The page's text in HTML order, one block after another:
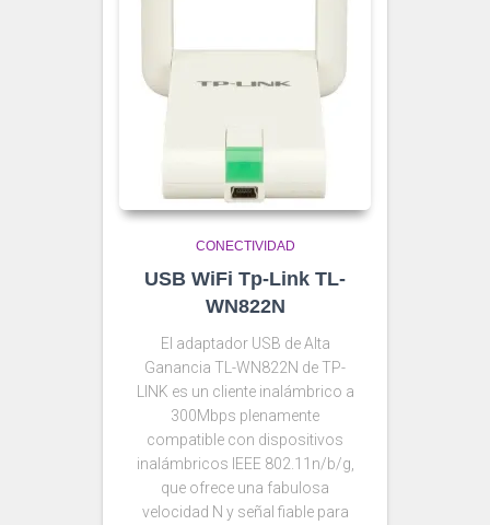
CONECTIVIDAD
USB WiFi Tp-Link TL-
WN822N
El adaptador USB de Alta
Ganancia TL-WN822N de TP-
LINK es un cliente inalámbrico a
300Mbps plenamente
compatible con dispositivos
inalámbricos IEEE 802.11n/b/g,
que ofrece una fabulosa
velocidad N y señal fiable para